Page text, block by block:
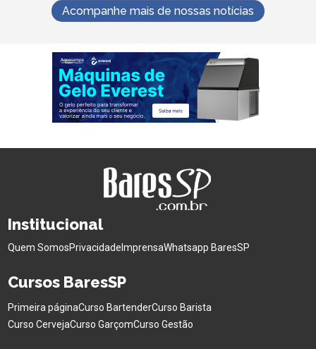
Acompanhe mais de nossas notícias
Institucional
Quem SomosPrivacidade ImprensaWhatsapp BaresSP
Cursos BaresSP
Primeira páginaCurso BartenderCurso Barista
Curso CervejaCurso GarçomCurso Gestão